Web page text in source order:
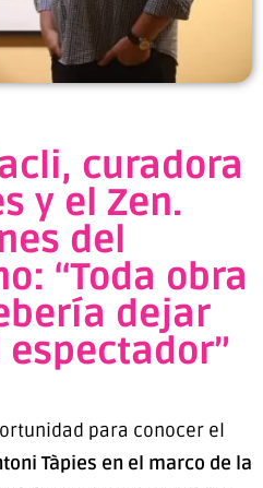
curadora
y el Zen.
del
“Toda obra
dejar
para conocer el
Tàpies en el marco de la